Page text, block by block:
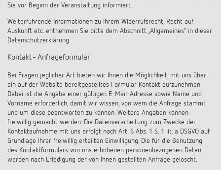
Sie vor Beginn der Veranstaltung informiert.
Weiterführende Informationen zu Ihrem Widerrufsrecht, Recht auf
Auskunft etc. entnehmen Sie bitte dem Abschnitt „Allgemeines“ in dieser
Datenschutzerklärung.
Kontakt - Anfrageformular
Bei Fragen jeglicher Art bieten wir Ihnen die Möglichkeit, mit uns über
ein auf der Website bereitgestelltes Formular Kontakt aufzunehmen.
Dabei ist die Angabe einer gültigen E-Mail-Adresse sowie Name und
Vorname erforderlich, damit wir wissen, von wem die Anfrage stammt
und um diese beantworten zu können. Weitere Angaben können
freiwillig gemacht werden. Die Datenverarbeitung zum Zwecke der
Kontaktaufnahme mit uns erfolgt nach Art. 6 Abs. 1 S. 1 lit. a DSGVO auf
Grundlage Ihrer freiwillig erteilten Einwilligung. Die für die Benutzung
des Kontaktformulars von uns erhobenen personenbezogenen Daten
werden nach Erledigung der von Ihnen gestellten Anfrage gelöscht.